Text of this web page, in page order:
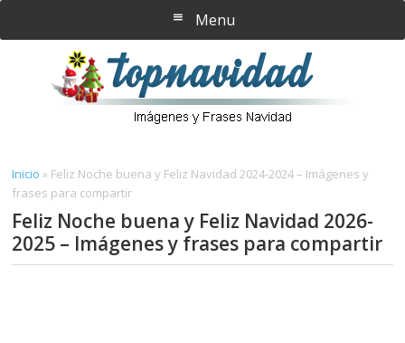
al
principal
a
Menu
Inicio » Feliz Noche buena y Feliz Navidad 2024-2024 – Imágenes y
frases para compartir
Feliz Noche buena y Feliz Navidad 2026-
2025 – Imágenes y frases para compartir